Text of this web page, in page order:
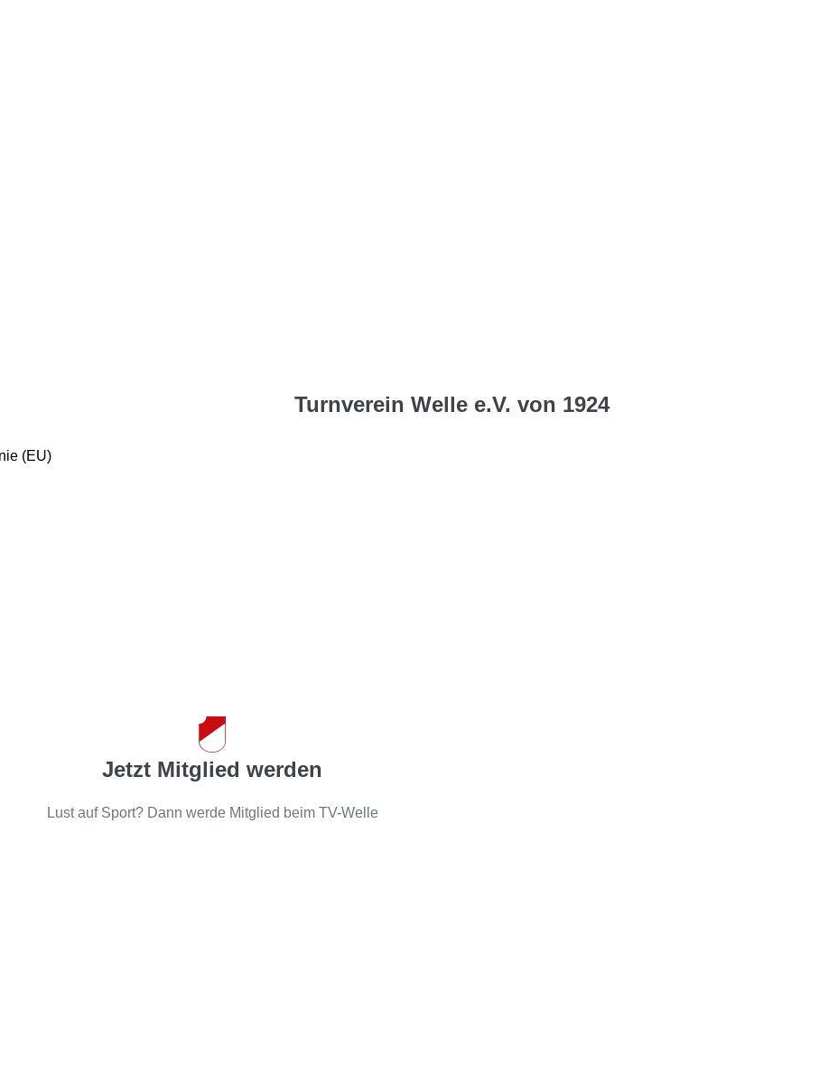
Turnverein Welle e.V. von 1924
(EU)
Jetzt Mitglied werden
Lust auf Sport? Dann werde Mitglied beim TV-Welle